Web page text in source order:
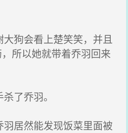
狗会看上楚笑笑，并且
所以她就带着乔羽回来
了乔羽。
居然能发现饭菜里面被